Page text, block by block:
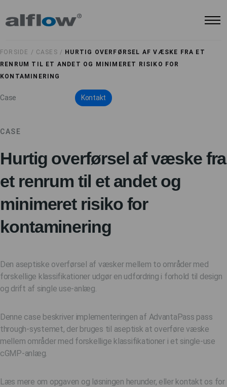
FORSIDE / CASES / HURTIG OVERFØRSEL AF VÆSKE FRA ET
RENRUM TIL ET ANDET OG MINIMERET RISIKO FOR
KONTAMINERING
Case Kontakt
CASE
Hurtig overførsel af væske fra
et renrum til et andet og
minimeret risiko for
kontaminering
Den aseptiske overførsel af væsker mellem to områder med
forskellige klassifikationer udgør en udfordring i forhold til design
og drift af single use-anlæg.
Denne case beskriver implementeringen af ​​AdvantaPass pass
through-systemet, der bruges til aseptisk at overføre væske
mellem områder med forskellige klassifikationer i et single-use
cGMP-anlæg.
Læs mere om opgaven og løsningen herunder, eller kontakt os for